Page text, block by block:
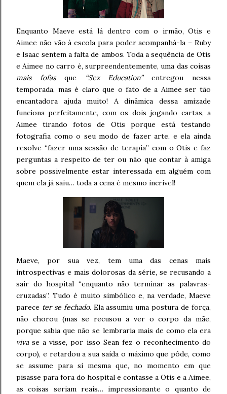
Enquanto Maeve está lá dentro com o irmão, Otis e
Aimee não vão à escola para poder acompanhá-la – Ruby
e Isaac sentem a falta de ambos. Toda a sequência de Otis
e Aimee no carro é, surpreendentemente, uma das coisas
mais fofasque “Sex Education”entregou nessa
temporada, mas é claro que o fato de a Aimee ser tão
encantadora ajuda muito! A dinâmica dessa amizade
funciona perfeitamente, com os dois jogando cartas, a
Aimee tirando fotos de Otis porque está testando
fotografia como o seu modo de fazer arte, e ela ainda
resolve “fazer uma sessão de terapia” com o Otis e faz
perguntas a respeito de ter ou não que contar à amiga
sobre possivelmente estar interessada em alguém com
quem ela já saiu… toda a cena é mesmo incrível!
Maeve, por sua vez, tem uma das cenas mais
introspectivas e mais dolorosas da série, se recusando a
sair do hospital “enquanto não terminar as palavras-
cruzadas”. Tudo é muito simbólico e, na verdade, Maeve
parece ter se fechado. Ela assumiu uma postura de força,
não chorou (mas se recusou a ver o corpo da mãe,
porque sabia que não se lembraria mais de como ela era
vivase a visse, por isso Sean fez o reconhecimento do
corpo), e retardou a sua saída o máximo que pôde, como
se assume para si mesma que, no momento em que
pisasse para fora do hospital e contasse a Otis e a Aimee,
as coisas seriam reais… impressionante o quanto de